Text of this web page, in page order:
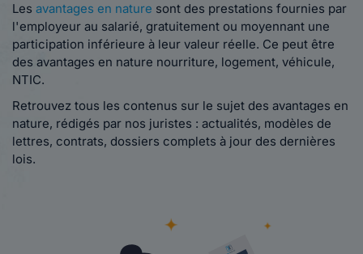
Les avantages en nature sont des prestations fournies par
l'employeur au salarié, gratuitement ou moyennant une
participation inférieure à leur valeur réelle. Ce peut être
des avantages en nature nourriture, logement, véhicule,
NTIC.
Retrouvez tous les contenus sur le sujet des avantages en
nature, rédigés par nos juristes : actualités, modèles de
lettres, contrats, dossiers complets à jour des dernières
lois.